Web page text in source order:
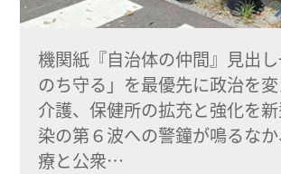
機関紙『自治体の仲間』見出
のち守る」を最優先に政治を変
介護、保健所の拡充と強化を
染の第６波への警鐘が鳴るな
療と公衆…